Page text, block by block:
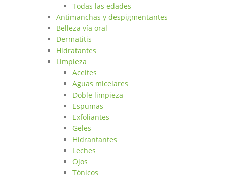
Todas las edades
Antimanchas y despigmentantes
Belleza vía oral
Dermatitis
Hidratantes
Limpieza
Aceites
Aguas micelares
Doble limpieza
Espumas
Exfoliantes
Geles
Hidrantantes
Leches
Ojos
Tónicos